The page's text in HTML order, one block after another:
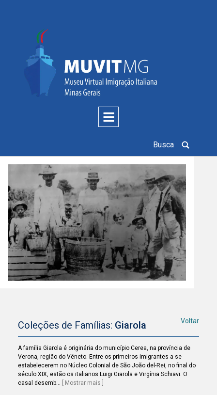
Busca
Coleções de Famílias: Giarola Voltar
A família Giarola é originária do município Cerea, na província de
Verona, região do Vêneto. Entre os primeiros imigrantes a se
estabelecerem no Núcleo Colonial de São João del-Rei, no final do
século XIX, estão os italianos Luigi Giarola e Virgínia Schiavi. O
casal desemb... [ Mostrar mais ]